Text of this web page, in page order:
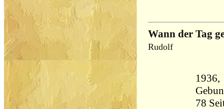
Wann der Tag
Rudolf
1936,